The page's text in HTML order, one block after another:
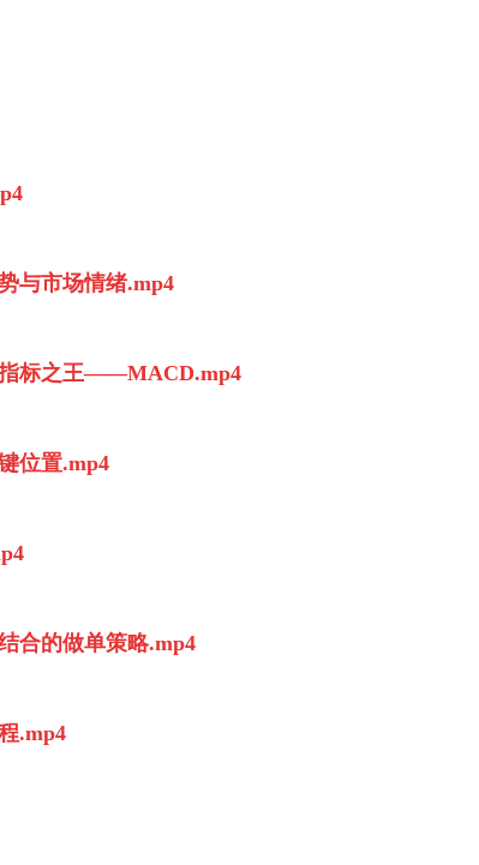
与市场情绪.mp4
指标之王——MACD.mp4
位置.mp4
合的做单策略.mp4
.mp4